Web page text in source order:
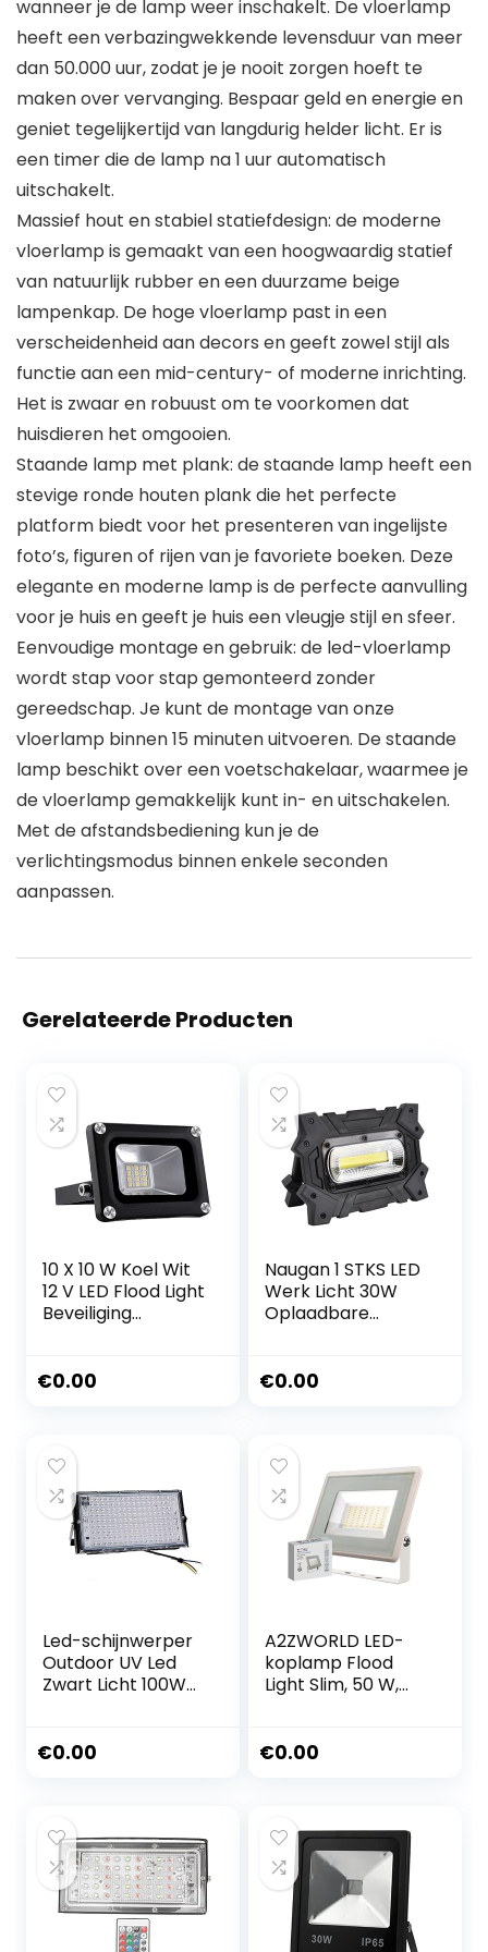
wanneer je de lamp weer inschakelt. De vloerlamp
heeft een verbazingwekkende levensduur van meer
dan 50.000 uur, zodat je je nooit zorgen hoeft te
maken over vervanging. Bespaar geld en energie en
geniet tegelijkertijd van langdurig helder licht. Er is
een timer die de lamp na 1 uur automatisch
uitschakelt.
Massief hout en stabiel statiefdesign: de moderne
vloerlamp is gemaakt van een hoogwaardig statief
van natuurlijk rubber en een duurzame beige
lampenkap. De hoge vloerlamp past in een
verscheidenheid aan decors en geeft zowel stijl als
functie aan een mid-century- of moderne inrichting.
Het is zwaar en robuust om te voorkomen dat
huisdieren het omgooien.
Staande lamp met plank: de staande lamp heeft een
stevige ronde houten plank die het perfecte
platform biedt voor het presenteren van ingelijste
foto’s, figuren of rijen van je favoriete boeken. Deze
elegante en moderne lamp is de perfecte aanvulling
voor je huis en geeft je huis een vleugje stijl en sfeer.
Eenvoudige montage en gebruik: de led-vloerlamp
wordt stap voor stap gemonteerd zonder
gereedschap. Je kunt de montage van onze
vloerlamp binnen 15 minuten uitvoeren. De staande
lamp beschikt over een voetschakelaar, waarmee je
de vloerlamp gemakkelijk kunt in- en uitschakelen.
Met de afstandsbediening kun je de
verlichtingsmodus binnen enkele seconden
aanpassen.
Gerelateerde Producten
10 X 10 W Koel Wit
12 V LED Flood Light
Beveiliging
€0.00
Naugan 1 STKS LED
Werk Licht 30W
Oplaadbare
Noodverlichting
€0.00
Led-schijnwerper
Outdoor UV Led
Zwart Licht 100W
Dance Ultraviolet
Milieubescherming
en
energiebesparing
(Color : 200W NO
€0.00
A2ZWORLD LED-
koplamp Flood
Light Slim, 50 W,
x 27 mm, behuizing
€0.00